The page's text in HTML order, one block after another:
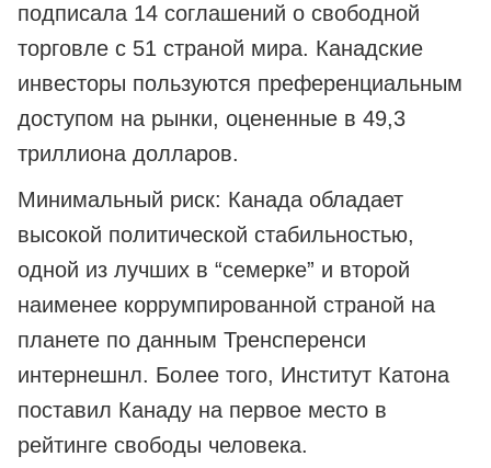
подписала 14 соглашений о свободной
торговле с 51 страной мира. Канадские
инвесторы пользуются преференциальным
доступом на рынки, оцененные в 49,3
триллиона долларов.
Минимальный риск: Канада обладает
высокой политической стабильностью,
одной из лучших в “семерке” и второй
наименее коррумпированной страной на
планете по данным Тренсперенси
интернешнл. Более того, Институт Катона
поставил Канаду на первое место в
рейтинге свободы человека.